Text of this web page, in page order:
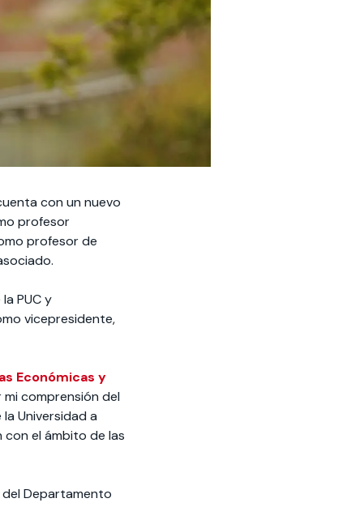
con un nuevo
profesor
profesor de
PUC y
vicepresidente,
Económicas y
comprensión del
Universidad a
con el ámbito de las
Departamento